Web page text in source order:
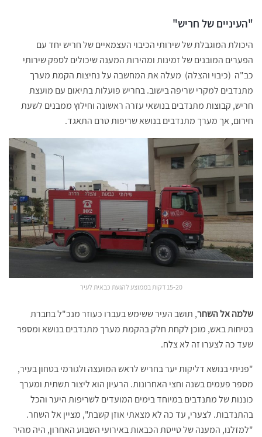
"העיניים של חריש"
היכולת המוגבלת של שירותי הכיבוי העצמאיים של חריש יחד עם
הפערים המובנים של זמינות ומהירות המענה שיכולים לספק שירותי
כב"ה (כיבוי והצלה) מעלה את המחשבה על נחיצות הקמת מערך
מתנדבים למקרי שריפה בישוב. בחריש פועלות בתיאום עם מועצת
חריש, קבוצות מתנדבים בנושאי עזרה ראשונה וחילוץ ממבנים לשעת
חירום, אך מערך מתנדבים בנושא שריפות טרם התאגד.
15-20 דקות בממוצע להגעת כבאית לעיר
שלמה אל השחר, תושב העיר ששימש בעברו כעוזר מנכ"ל בחברת
בטיחות באש, מוכן לקחת חלק בהקמת מערך מתנדבים בנושא ומספר
שעד כה לצערו זה לא צלח.
"פניתי בנושא דליקות יער בחריש לראש המועצה ולגורמי בטחון בעיר,
מספר פעמים בשנה וחצי האחרונות. הרעיון הוא ליצור תשתית ומערך
כוננות של מתנדבים במיוחד בימים המועדים לשריפות היער והכל
בהתנדבות. לצערי, עד כה לא מצאתי אוזן קשבת", מציין אל השחר.
"למזלנו, המענה של טייסת הכבאות באירועי השבוע האחרון, היה מהיר